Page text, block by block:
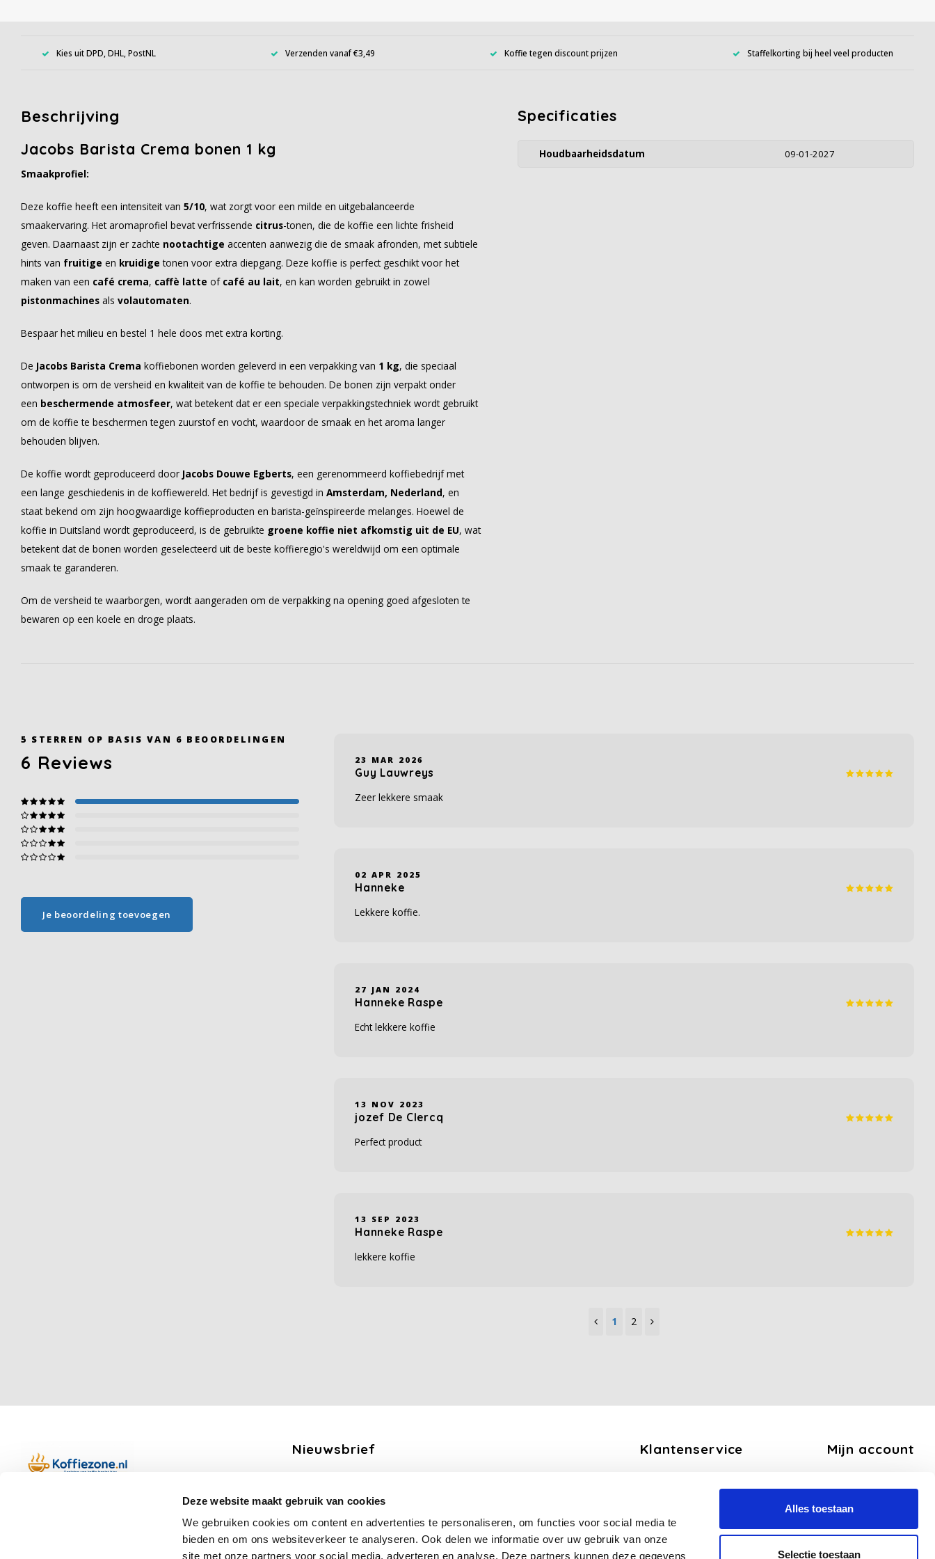
Deze website maakt gebruik van cookies
We gebruiken cookies om content en advertenties te personaliseren, om functies voor social media te
bieden en om ons websiteverkeer te analyseren. Ook delen we informatie over uw gebruik van onze
site met onze partners voor social media, adverteren en analyse. Deze partners kunnen deze gegevens
Alles toestaan
Selectie toestaan
Kies uit DPD, DHL, PostNL Verzenden vanaf €3,49 Koffie tegen discount prijzen Staffelkorting bij heel veel producten
Beschrijving
Jacobs Barista Crema bonen 1 kg
Smaakprofiel:
Deze koffie heeft een intensiteit van 5/10, wat zorgt voor een milde en uitgebalanceerde
smaakervaring. Het aromaprofiel bevat verfrissende citrus-tonen, die de koffie een lichte frisheid
geven. Daarnaast zijn er zachte nootachtige accenten aanwezig die de smaak afronden, met subtiele
hints van fruitige en kruidige tonen voor extra diepgang. Deze koffie is perfect geschikt voor het
maken van een café crema, caffè latte of café au lait, en kan worden gebruikt in zowel
pistonmachines als volautomaten.
Bespaar het milieu en bestel 1 hele doos met extra korting.
De Jacobs Barista Crema koffiebonen worden geleverd in een verpakking van 1 kg, die speciaal
ontworpen is om de versheid en kwaliteit van de koffie te behouden. De bonen zijn verpakt onder
een beschermende atmosfeer, wat betekent dat er een speciale verpakkingstechniek wordt gebruikt
om de koffie te beschermen tegen zuurstof en vocht, waardoor de smaak en het aroma langer
behouden blijven.
De koffie wordt geproduceerd door Jacobs Douwe Egberts, een gerenommeerd koffiebedrijf met
een lange geschiedenis in de koffiewereld. Het bedrijf is gevestigd in Amsterdam, Nederland, en
staat bekend om zijn hoogwaardige koffieproducten en barista-geïnspireerde melanges. Hoewel de
koffie in Duitsland wordt geproduceerd, is de gebruikte groene koffie niet afkomstig uit de EU, wat
betekent dat de bonen worden geselecteerd uit de beste koffieregio's wereldwijd om een optimale
smaak te garanderen.
Om de versheid te waarborgen, wordt aangeraden om de verpakking na opening goed afgesloten te
bewaren op een koele en droge plaats.
Specificaties
Houdbaarheidsdatum 09-01-2027
5 STERREN OP BASIS VAN 6 BEOORDELINGEN
6 Reviews
Je beoordeling toevoegen
23 MAR 2026
Guy Lauwreys
Zeer lekkere smaak
02 APR 2025
Hanneke
Lekkere koffie.
27 JAN 2024
Hanneke Raspe
Echt lekkere koffie
13 NOV 2023
jozef De Clercq
Perfect product
13 SEP 2023
Hanneke Raspe
lekkere koffie
1 2
Op werkdagen telefonisch bereikbaar
Nieuwsbrief Klantenservice
Betaalmethoden
Mijn account
Mijn tickets
Mijn verlanglijst